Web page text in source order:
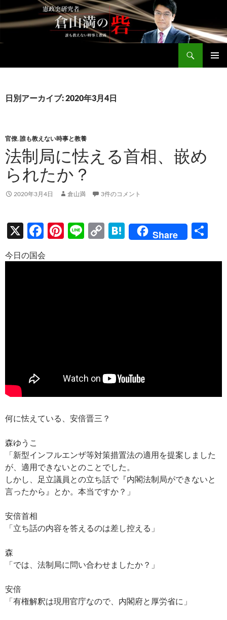
テ
ン
へ
ッ
日別アーカイブ: 2020年3月4日
官僚,誰も教えない時事と教養
法制局に怯える首相、嵌め
られたか？
2020年3月4日 倉山満 3件のコメント
X
F
e
Pi
er
Li
e
C
p
H
e
Share
今日の国会
何に怯えている、安倍晋三？
森ゆうこ
「新型インフルエンザ等対策措置法の適用を提案しました
が、適用できないとのことでした。
しかし、足立議員との立ち話で『内閣法制局ができないと
言ったから』とか。本当ですか？」
安倍首相
「立ち話の内容を答えるのは差し控える」
森
「では、法制局に問い合わせましたか？」
安倍
「有権解釈は現用官庁なので、内閣府と厚労省に」